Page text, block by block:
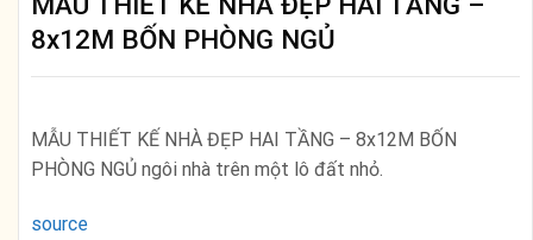
8x12M BỐN PHÒNG NGỦ
MẪU THIẾT KẾ NHÀ ĐẸP HAI TẦNG – 8x12M BỐN
PHÒNG NGỦ ngôi nhà trên một lô đất nhỏ.
source